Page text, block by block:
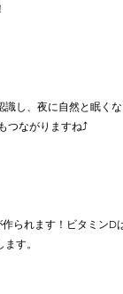
し、夜に自然と眠く
つながりますね⤴️
られます！ビタミンD
す。